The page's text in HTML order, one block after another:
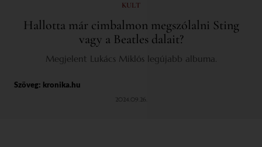
KULT
Hallotta már cimbalmon megszólalni Sting
vagy a Beatles dalait?
Megjelent Lukács Miklós legújabb albuma.
Szöveg: kronika.hu
2024.09.26.